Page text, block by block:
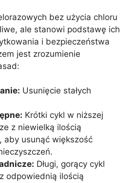
bez użycia chloru
ale stanowi podstawę ich
i bezpieczeństwa
jest zrozumienie
Usunięcie stałych
Krótki cykl w niższej
z niewielką ilością
aby usunąć większość
Długi, gorący cykl
odpowiednią ilością